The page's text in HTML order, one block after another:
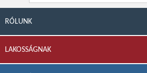
RÓLUNK
LAKOSSÁGNAK